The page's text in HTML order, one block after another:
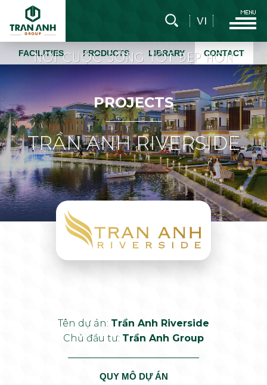
VI
PROJECTS
TRẦN ANH RIVERSIDE
FACILITIES PRODUCTS LIBRARY CONTACT
Tên dự án: Trần Anh Riverside
Chủ đầu tư: Trần Anh Group
QUY MÔ DỰ ÁN